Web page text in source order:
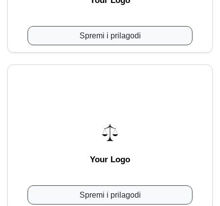
Spremi i prilagodi
Your Logo
Spremi i prilagodi